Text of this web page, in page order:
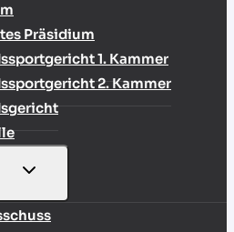
Präsidium
1. Kammer
2. Kammer
UNTERMENÜ